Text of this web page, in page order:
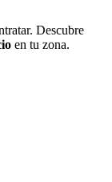
Descubre
en tu zona.